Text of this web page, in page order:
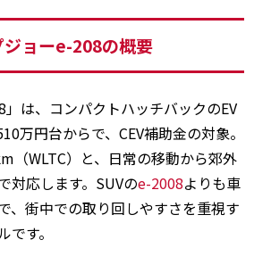
ジョーe-208の概要
は、コンパクトハッチバックのEV
万円台からで、CEV補助金の対象。
（WLTC）と、日常の移動から郊外
対応します。SUVのe-2008よりも車
、街中での取り回しやすさを重視す
す。